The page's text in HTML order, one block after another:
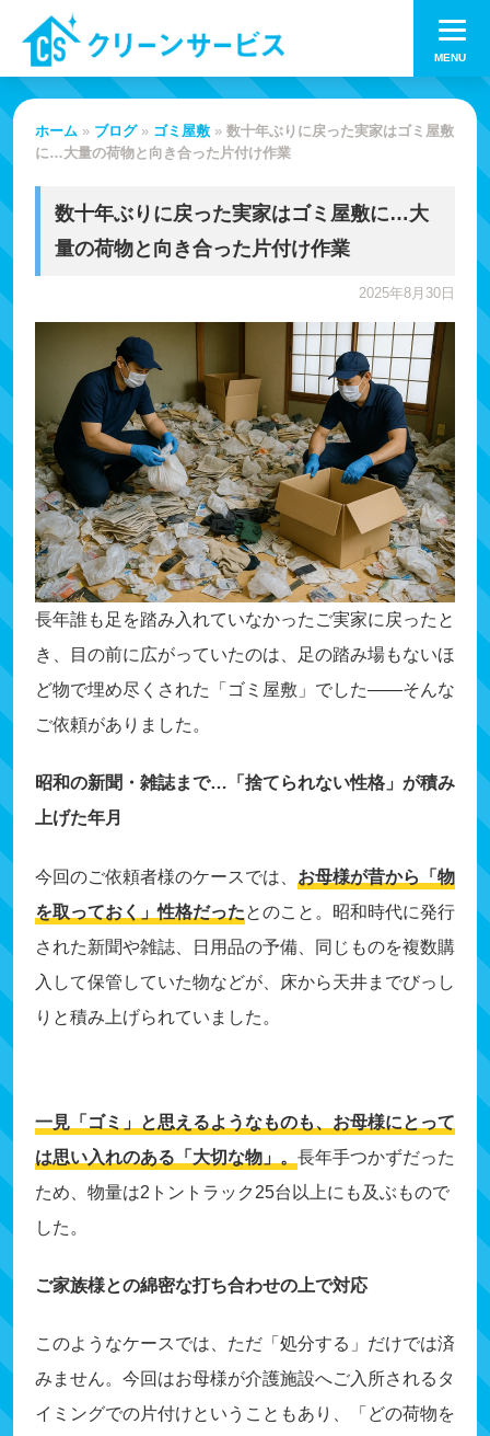
content
ホーム » ブログ» ゴミ屋敷 » 数十年ぶりに戻った実家はゴミ屋敷
に…大量の荷物と向き合った片付け作業
数十年ぶりに戻った実家はゴミ屋敷に…大
量の荷物と向き合った片付け作業
2025年8月30日
長年誰も足を踏み入れていなかったご実家に戻ったと
き、目の前に広がっていたのは、足の踏み場もないほ
ど物で埋め尽くされた「ゴミ屋敷」でした——そんな
ご依頼がありました。
昭和の新聞・雑誌まで…「捨てられない性格」が積み
上げた年月
今回のご依頼者様のケースでは、 お母様が昔から「物
を取っておく」性格だったとのこと。昭和時代に発行
された新聞や雑誌、日用品の予備、同じものを複数購
入して保管していた物などが、床から天井までびっし
りと積み上げられていました。
一見「ゴミ」と思えるようなものも、お母様にとって
は思い入れのある「大切な物」。 長年手つかずだった
ため、物量は2トントラック25台以上にも及ぶもので
した。
ご家族様との綿密な打ち合わせの上で対応
このようなケースでは、ただ「処分する」だけでは済
みません。今回はお母様が介護施設へご入所されるタ
イミングでの片付けということもあり、「どの荷物を